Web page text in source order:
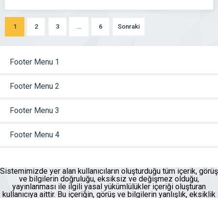
1 2 3 … 6 Sonraki
Footer Menu 1
Footer Menu 2
Footer Menu 3
Footer Menu 4
Sistemimizde yer alan kullanıcıların oluşturduğu tüm içerik, görüş
ve bilgilerin doğruluğu, eksiksiz ve değişmez olduğu,
yayınlanması ile ilgili yasal yükümlülükler içeriği oluşturan
kullanıcıya aittir. Bu içeriğin, görüş ve bilgilerin yanlışlık, eksiklik